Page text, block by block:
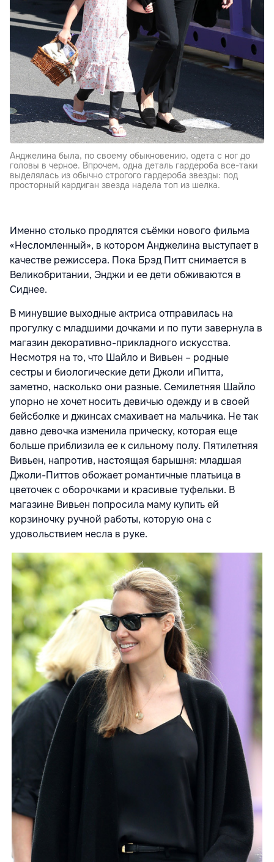
Анджелина была, по своему обыкновению, одета с ног до
головы в черное. Впрочем, одна деталь гардероба все-таки
выделялась из обычно строгого гардероба звезды: под
просторный кардиган звезда надела топ из шелка.
Именно столько продлятся съёмки нового фильма
«Несломленный», в котором Анджелина выступает в
качестве режиссера. Пока Брэд Питт снимается в
Великобритании, Энджи и ее дети обживаются в
Сиднее.
В минувшие выходные актриса отправилась на
прогулку с младшими дочками и по пути завернула в
магазин декоративно-прикладного искусства.
Несмотря на то, что Шайло и Вивьен – родные
сестры и биологические дети Джоли иПитта,
заметно, насколько они разные. Семилетняя Шайло
упорно не хочет носить девичью одежду и в своей
бейсболке и джинсах смахивает на мальчика. Не так
давно девочка изменила прическу, которая еще
больше приблизила ее к сильному полу. Пятилетняя
Вивьен, напротив, настоящая барышня: младшая
Джоли-Питтов обожает романтичные платьица в
цветочек с оборочками и красивые туфельки. В
магазине Вивьен попросила маму купить ей
корзиночку ручной работы, которую она с
удовольствием несла в руке.